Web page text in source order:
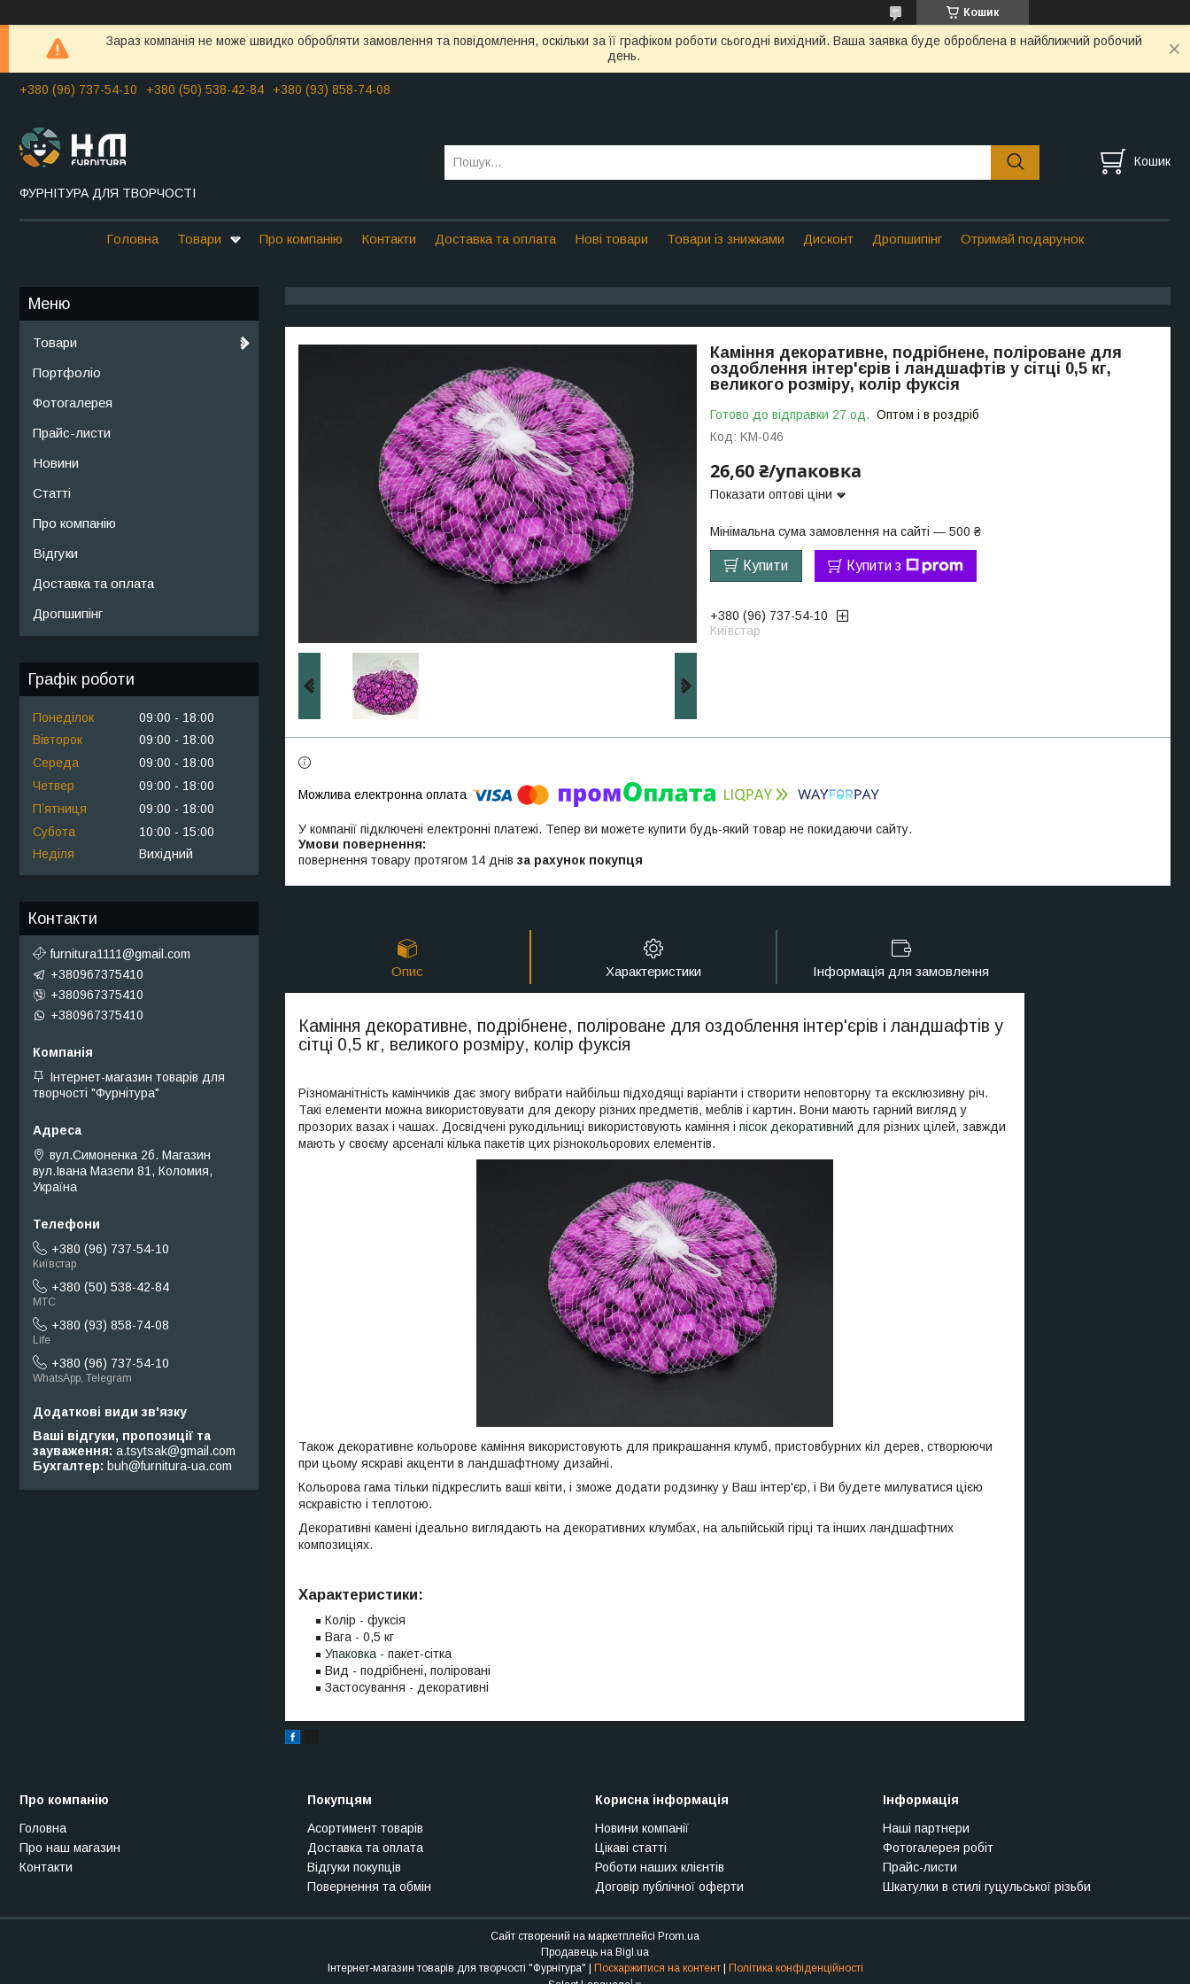
Кошик
Зараз компанія не може швидко обробляти замовлення та повідомлення, оскільки за її графіком роботи сьогодні вихідний. Ваша заявка буде оброблена в найближчий робочий
день.
+380 (96) 737-54-10 +380 (50) 538-42-84 +380 (93) 858-74-08
ФУРНІТУРА ДЛЯ ТВОРЧОСТІ
Кошик
Головна Товари Про компанію Контакти Доставка та оплата Нові товари Товари із знижками Дисконт Дропшипінг Отримай подарунок
Каміння декоративне, подрібнене, поліроване для
оздоблення інтер'єрів і ландшафтів у сітці 0,5 кг,
великого розміру, колір фуксія
Готово до відправки 27 од. Оптом і в роздріб
Код: KM-046
26,60 ₴/упаковка
Показати оптові ціни
Мінімальна сума замовлення на сайті — 500 ₴
Купити Купити з
+380 (96) 737-54-10
Київстар
У компанії підключені електронні платежі. Тепер ви можете купити будь-який товар не покидаючи сайту.
повернення товару протягом 14 днів за рахунок покупця
Опис Характеристики Інформація для замовлення
Каміння декоративне, подрібнене, поліроване для оздоблення інтер'єрів і ландшафтів у
сітці 0,5 кг, великого розміру, колір фуксія
Різноманітність камінчиків дає змогу вибрати найбільш підходящі варіанти і створити неповторну та ексклюзивну річ.
Такі елементи можна використовувати для декору різних предметів, меблів і картин. Вони мають гарний вигляд у
прозорих вазах і чашах. Досвідчені рукодільниці використовують каміння і пісок декоративний для різних цілей, завжди
мають у своєму арсеналі кілька пакетів цих різнокольорових елементів.
Також декоративне кольорове каміння використовують для прикрашання клумб, пристовбурних кіл дерев, створюючи
при цьому яскраві акценти в ландшафтному дизайні.
Кольорова гама тільки підкреслить ваші квіти, і зможе додати родзинку у Ваш інтер'єр, і Ви будете милуватися цією
яскравістю і теплотою.
Декоративні камені ідеально виглядають на декоративних клумбах, на альпійській гірці та інших ландшафтних
композиціях.
Характеристики:
Колір - фуксія
Вага - 0,5 кг
Упаковка - пакет-сітка
Вид - подрібнені, поліровані
Застосування - декоративні
Товари
Портфоліо
Фотогалерея
Прайс-листи
Новини
Статті
Про компанію
Відгуки
Доставка та оплата
Дропшипінг
Графік роботи
Понеділок 09:00
18:00
Вівторок
09:00
18:00
Середа
09:00
18:00
Четвер
09:00
18:00
Пʼятниця
09:00
18:00
Субота
10:00
15:00
Неділя
Вихідний
Контакти
furnitura1111@gmail.com
+380967375410
+380967375410
+380967375410
Інтернет-магазин товарів для
творчості "Фурнітура"
вул.Симоненка 2б. Магазин
вул.Івана Мазепи 81, Коломия,
Україна
+380 (96) 737-54-10
Київстар
+380 (50) 538-42-84
МТС
+380 (93) 858-74-08
Life
+380 (96) 737-54-10
WhatsApp, Telegram
Ваші відгуки, пропозиції та
зауваження a.tsytsak@gmail.com
Бухгалтер
buh@furnitura-ua.com
Про компанію
Головна
Про наш магазин
Контакти
Покупцям
Асортимент товарів
Доставка та оплата
Відгуки покупців
Повернення та обмін
Корисна інформація
Новини компанії
Цікаві статті
Роботи наших клієнтів
Договір публічної оферти
Інформація
Наші партнери
Фотогалерея робіт
Прайс-листи
Шкатулки в стилі гуцульської різьби
Сайт створений на маркетплейсі Prom.ua
Продавець на Bigl.ua
Поскаржитися на контент
Політика конфіденційності